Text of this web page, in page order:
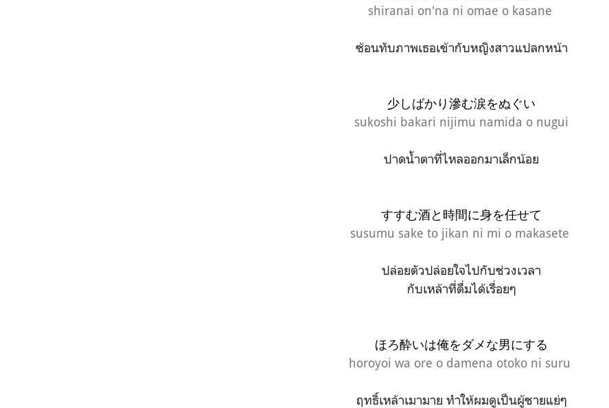
shiranai on'na ni omae o kasane
ซ้อนทับภาพเธอเข้ากับหญิงสาวแปลกหน้า
少しばかり滲む涙をぬぐい
sukoshi bakari nijimu namida o nugui
ปาดน้ำตาที่ไหลออกมาเล็กน้อย
すすむ酒と時間に身を任せて
susumu sake to jikan ni mi o makasete
ปล่อยตัวปล่อยใจไปกับช่วงเวลา
กับเหล้าที่ดื่มได้เรื่อยๆ
ほろ酔いは俺をダメな男にする
horoyoi wa ore o damena otoko ni suru
ฤทธิ์เหล้าเมามาย ทำให้ผมดูเป็นผู้ชายแย่ๆ